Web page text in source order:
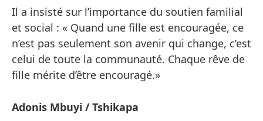
Il a insisté sur l’importance du soutien familial
et social : « Quand une fille est encouragée, ce
n’est pas seulement son avenir qui change, c’est
celui de toute la communauté. Chaque rêve de
fille mérite d’être encouragé.»
Adonis Mbuyi / Tshikapa